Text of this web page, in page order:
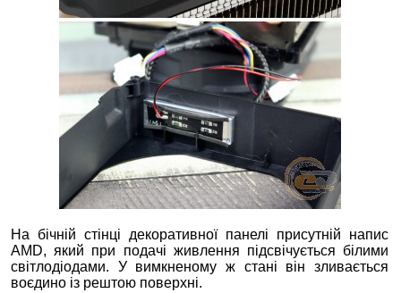
На бічній стінці декоративної панелі присутній напис
AMD, який при подачі живлення підсвічується білими
світлодіодами. У вимкненому ж стані він зливається
воєдино із рештою поверхні.